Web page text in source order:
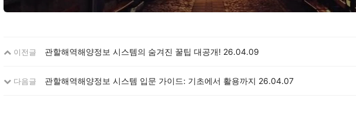
이전글 관할해역해양정보 시스템의 숨겨진 꿀팁 대공개! 26.04.09
다음글 관할해역해양정보 시스템 입문 가이드: 기초에서 활용까지 26.04.07